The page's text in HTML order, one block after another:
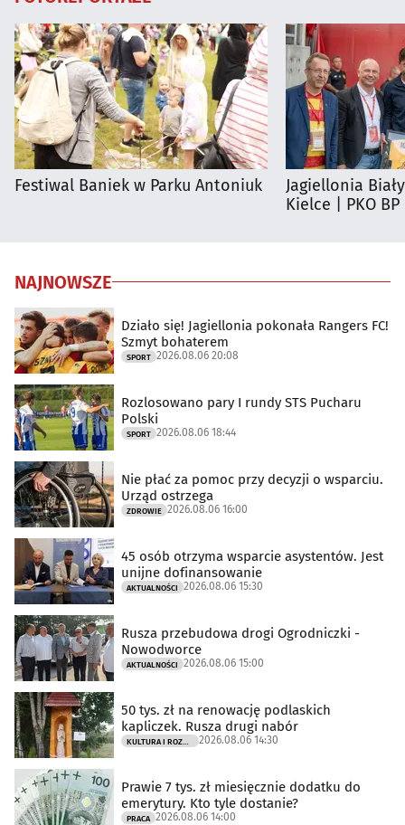
Festiwal Baniek w Parku Antoniuk
Jagiellonia
Kielce | PKO
NAJNOWSZE
Działo się! Jagiellonia pokonała Rangers FC!
Szmyt bohaterem
SPORT 2026.08.06 20:08
Rozlosowano pary I rundy STS Pucharu
Polski
SPORT 2026.08.06 18:44
Nie płać za pomoc przy decyzji o wsparciu.
Urząd ostrzega
ZDROWIE 2026.08.06 16:00
45 osób otrzyma wsparcie asystentów. Jest
unijne dofinansowanie
AKTUALNOŚCI 2026.08.06 15:30
Rusza przebudowa drogi Ogrodniczki -
Nowodworce
AKTUALNOŚCI 2026.08.06 15:00
50 tys. zł na renowację podlaskich
kapliczek. Rusza drugi nabór
KULTURA I ROZRYWKA 2026.08.06 14:30
Prawie 7 tys. zł miesięcznie dodatku do
emerytury. Kto tyle dostanie?
PRACA 2026.08.06 14:00